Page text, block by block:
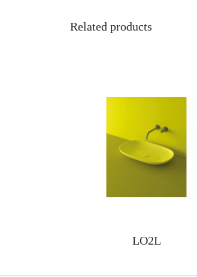
Related products
LO2L